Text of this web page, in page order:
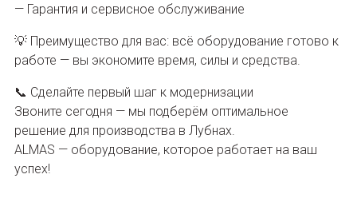
— Гарантия и сервисное обслуживание
💡 Преимущество для вас: всё оборудование готово к
работе — вы экономите время, силы и средства.
📞 Сделайте первый шаг к модернизации
Звоните сегодня — мы подберём оптимальное
решение для производства в Лубнах.
ALMAS — оборудование, которое работает на ваш
успех!